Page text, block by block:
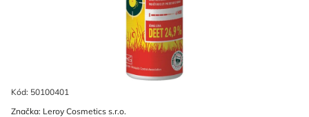
Kód: 50100401
Značka: Leroy Cosmetics s.r.o.